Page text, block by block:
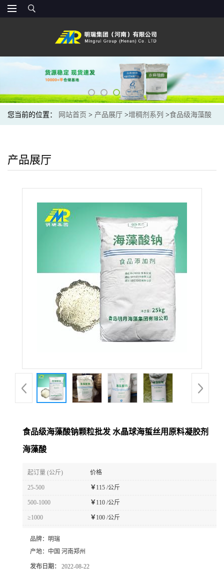
您当前的位置： 网站首页 > 产品展厅 >增稠剂系列 >食品级海藻酸
产品展厅
食品级海藻酸钠颗粒批发 水晶球海蜇丝用原料凝胶剂
海藻酸
起订量 (公斤) 价格
25-500 ￥ 115 /公斤
500-1000 ￥ 110 /公斤
≥1000 ￥ 100 /公斤
品牌： 明瑞
产地： 中国 河南郑州
发布日期： 2022-08-22